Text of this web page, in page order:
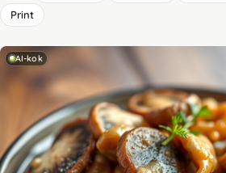
Print
AI-kok